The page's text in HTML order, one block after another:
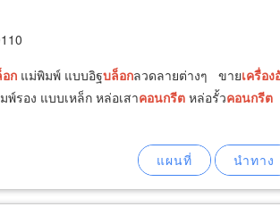
ก แม่พิมพ์ แบบอิฐบล็อกลวดลายต่างๆ ขายเครื่อง
รอง แบบเหล็ก หล่อเสาคอนกรีต หล่อรั้วคอนกรีต